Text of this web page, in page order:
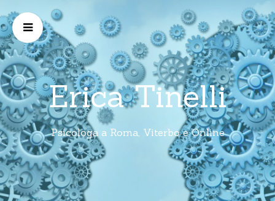
Erica Tinelli
Psicologa a Roma, Viterbo e Online